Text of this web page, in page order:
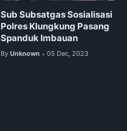
Sub Subsatgas Sosialisasi
Polres Klungkung Pasang
Spanduk Imbauan
By Unknown • 05 Dec, 2023